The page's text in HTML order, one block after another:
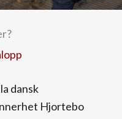
dansk
Hjortebo